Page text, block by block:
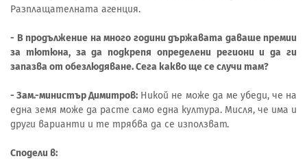
Разплащателната агенция.
- В продължение на много години държавата даваше премии
за тютюна, за да подкрепя определени региони и да ги
запазва от обезлюдяване. Сега какво ще се случи там?
- Зам.-министър Димитров: Никой не може да ме убеди, че на
една земя може да расте само една култура. Мисля, че има и
други варианти и те трябва да се използват.
Сподели в: